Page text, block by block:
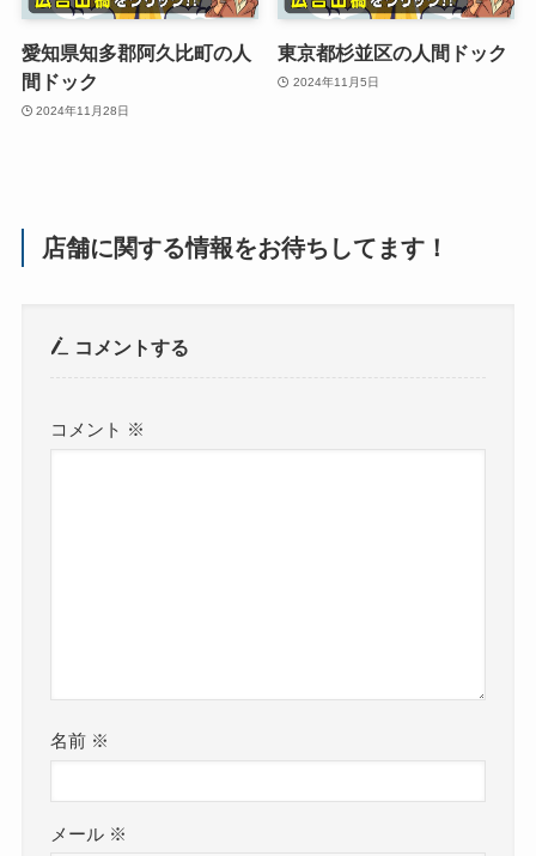
愛知県知多郡阿久比町の人
間ドック
2024年11月28日
東京都杉並区の人間ドック
2024年11月5日
店舗に関する情報をお待ちしてます！
コメントする
コメント ※
名前 ※
メール ※